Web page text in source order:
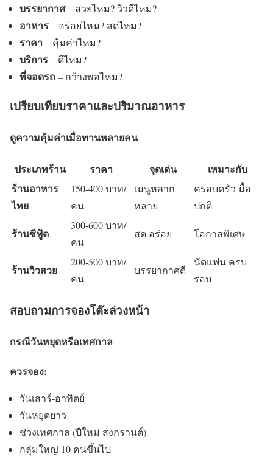
บรรยากาศ– สวยไหม? วิวดีไหม?
อาหาร– อร่อยไหม? สดไหม?
ราคา– คุ้มค่าไหม?
บริการ– ดีไหม?
ที่จอดรถ– กว้างพอไหม?
เปรียบเทียบราคาและปริมาณอาหาร
ดูความคุ้มค่าเมื่อทานหลายคน
ประเภทร้าน ราคา จุดเด่น
เหมาะกับ
ร้านอาหาร
ไทย
150-400 บาท/
คน
เมนูหลาก
หลาย
ครอบครัว มื้อ
ปกติ
ร้านซีฟู้ด
300-600 บาท/
คน
สด อร่อย โอกาสพิเศษ
ร้านวิวสวย
200-500 บาท/
คน
บรรยากาศดี
นัดแฟน ครบ
รอบ
สอบถามการจองโต๊ะล่วงหน้า
กรณีวันหยุดหรือเทศกาล
ควรจอง:
วันเสาร์-อาทิตย์
วันหยุดยาว
ช่วงเทศกาล (ปีใหม่ สงกรานต์)
กลุ่มใหญ่ 10 คนขึ้นไป